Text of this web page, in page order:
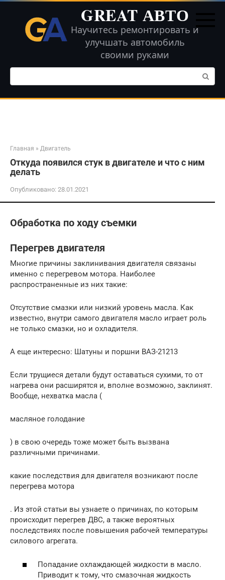
Перейти
контенту
GREAT АВТО
Научитесь ремонтировать и
улучшать автомобиль
своими руками
Поиск:
Главная » Двигатель
Откуда появился стук в двигателе и что с ним
делать
Опубликовано: 28.01.2021
Обработка по ходу съемки
Перегрев двигателя
Многие причины заклинивания двигателя связаны
именно с перегревом мотора. Наиболее
распространенные из них такие:
Отсутствие смазки или низкий уровень масла. Как
известно, внутри самого двигателя масло играет роль
не только смазки, но и охладителя.
А еще интересно: Шатуны и поршни ВАЗ-21213
Если трущиеся детали будут оставаться сухими, то от
нагрева они расширятся и, вполне возможно, заклинят.
Вообще, нехватка масла (
масляное голодание
) в свою очередь тоже может быть вызвана
различными причинами.
какие последствия для двигателя возникают после
перегрева мотора
. Из этой статьи вы узнаете о причинах, по которым
происходит перегрев ДВС, а также вероятных
последствиях после повышения рабочей температуры
силового агрегата.
Попадание охлаждающей жидкости в масло.
Приводит к тому, что смазочная жидкость